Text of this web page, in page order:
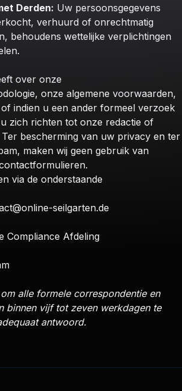
Derden: Uw persoonsgegevens
verhuurd of onrechtmatig
behoudens wettelijke verplichtingen
over onze
onze algemene voorwaarden,
indien u een ander formeel verzoek
zich richten tot onze redactie of
Ter bescherming van uw privacy en ter
maken wij geen gebruik van
via de onderstaande
seilgarten.de
Compliance Afdeling
alle formele correspondentie en
binnen vijf tot zeven werkdagen te
antwoord.